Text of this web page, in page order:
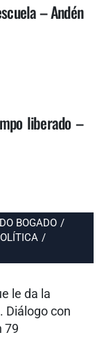
– Andén
liberado –
BOGADO /
/
le da la
Diálogo con
79